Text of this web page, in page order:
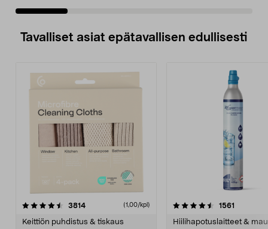
Tavalliset asiat epätavallisen edullisesti
3814arvostelut (1,00/kpl)
Keittiön puhdistus & tiskaus
4.5viidestä
1561
Hiilihapotuslaitteet &
4.5viidestä